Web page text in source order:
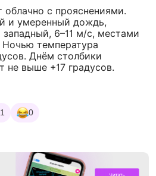
облачно с прояснениями.
и умеренный дождь,
6–11 м/с, местами
температура
Днём столбики
не выше +17 градусов.
1 0